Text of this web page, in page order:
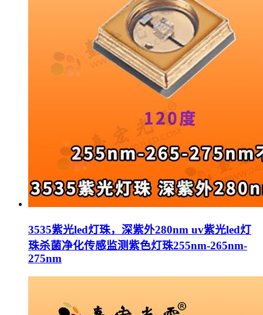
3535紫光led灯珠，深紫外280nm uv紫光led灯
珠杀菌净化传感监测紫色灯珠255nm-265nm-
275nm